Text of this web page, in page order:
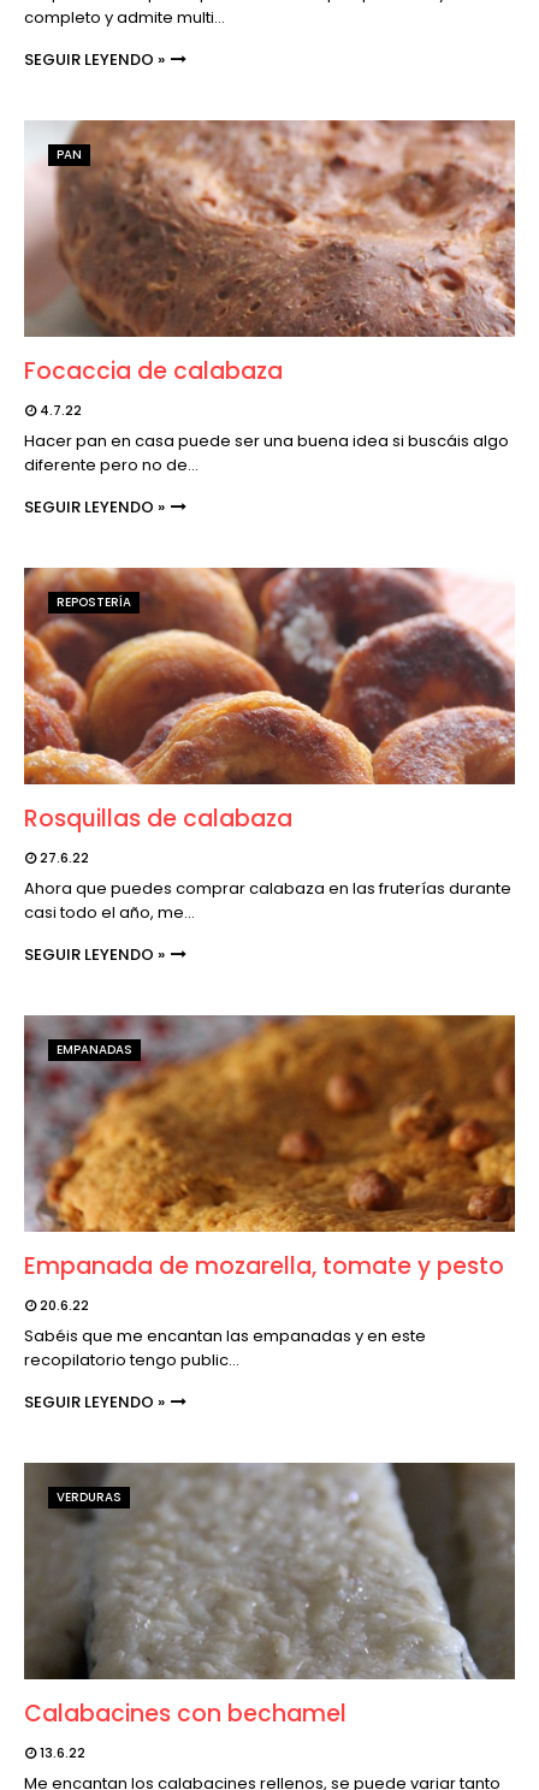
completo y admite multi…
SEGUIR LEYENDO »
PAN
Focaccia de calabaza
4.7.22
Hacer pan en casa puede ser una buena idea si buscáis algo
diferente pero no de…
SEGUIR LEYENDO »
REPOSTERÍA
Rosquillas de calabaza
27.6.22
Ahora que puedes comprar calabaza en las fruterías durante
casi todo el año, me…
SEGUIR LEYENDO »
EMPANADAS
Empanada de mozarella, tomate y pesto
20.6.22
Sabéis que me encantan las empanadas y en este
recopilatorio tengo public…
SEGUIR LEYENDO »
VERDURAS
Calabacines con bechamel
13.6.22
Me encantan los calabacines rellenos, se puede variar tanto